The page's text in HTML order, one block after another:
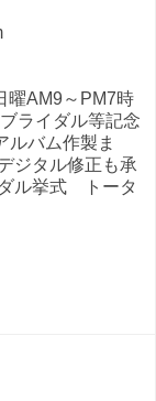
曜AM9～PM7時
ライダル等記念
ルバム作製ま
ジタル修正も承
ル挙式 トータ